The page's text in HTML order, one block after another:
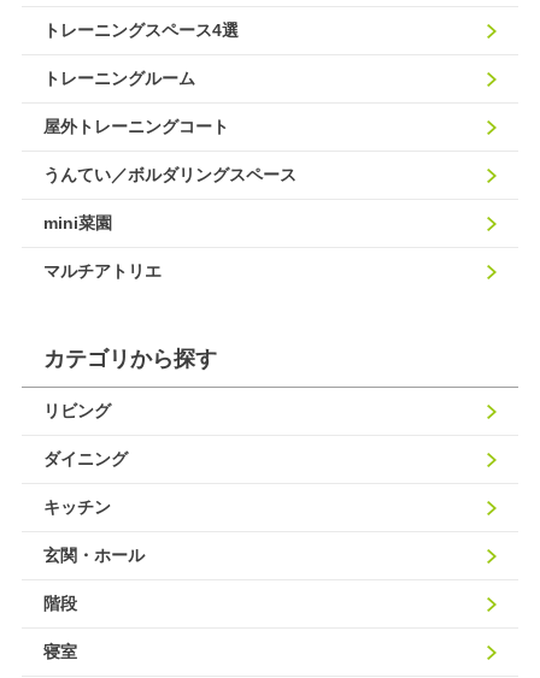
トレーニングスペース4選
トレーニングルーム
屋外トレーニングコート
うんてい／ボルダリングスペース
mini菜園
マルチアトリエ
カテゴリから探す
リビング
ダイニング
キッチン
玄関・ホール
階段
寝室